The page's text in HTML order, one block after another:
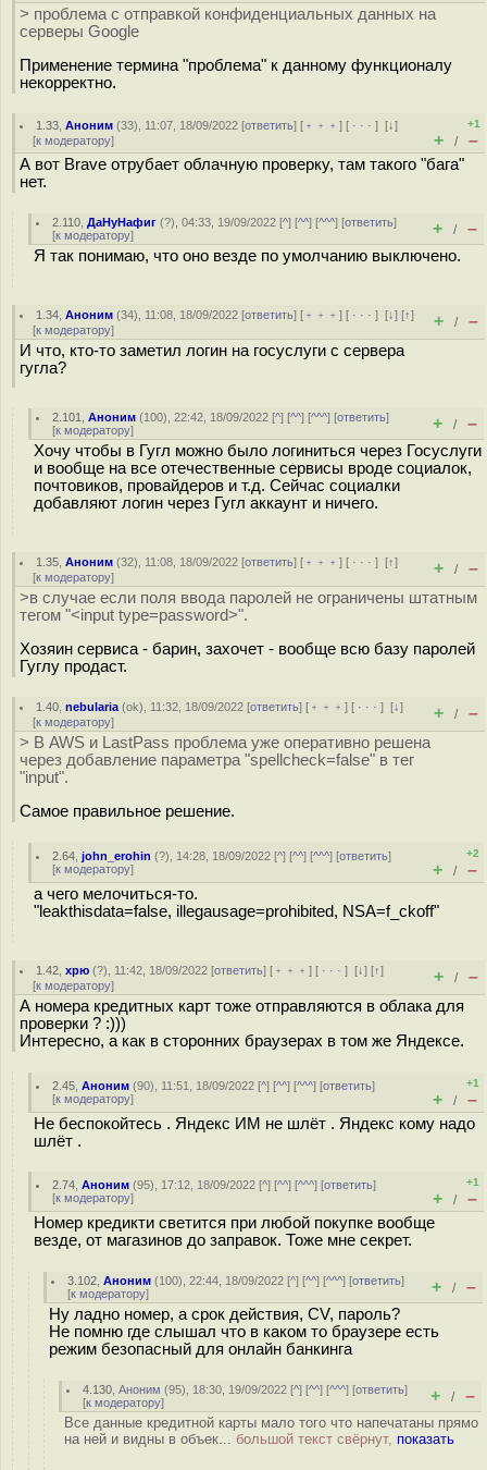
> проблема с отправкой конфиденциальных данных на
серверы Google
Применение термина "проблема" к данному функционалу
некорректно.
1.33 ,Аноним (33), 11:07, 18/09/2022 [ответить] [ ﹢﹢﹢] [ · · ·][↓]
[к модератору]
+1
+ / –
А вот Brave отрубает облачную проверку, там такого "бага"
нет.
2.110 ,ДаНуНафиг (?), 04:33, 19/09/2022 [^] [^^] [^^^] [ответить]
[к модератору] + / –
Я так понимаю, что оно везде по умолчанию выключено.
1.34 ,Аноним (34), 11:08, 18/09/2022 [ответить] [ ﹢﹢﹢] [ · · ·][↓] [↑]
[к модератору] + / –
И что, кто-то заметил логин на госуслуги с сервера
гугла?
2.101 ,Аноним (100), 22:42, 18/09/2022 [^] [^^] [^^^] [ответить]
[к модератору] + / –
Хочу чтобы в Гугл можно было логиниться через Госуслуги
и вообще на все отечественные сервисы вроде социалок,
почтовиков, провайдеров и т.д. Сейчас социалки
добавляют логин через Гугл аккаунт и ничего.
1.35 ,Аноним (32), 11:08, 18/09/2022 [ответить] [ ﹢﹢﹢] [ · · ·][↑]
[к модератору] + / –
>в случае если поля ввода паролей не ограничены штатным
тегом "<input type=password>".
Хозяин сервиса - барин, захочет - вообще всю базу паролей
Гуглу продаст.
1.40 ,nebularia (ok), 11:32, 18/09/2022 [ответить] [ ﹢﹢﹢] [ · · ·][↓]
[к модератору] + / –
> В AWS и LastPass проблема уже оперативно решена
через добавление параметра "spellcheck=false" в тег
"input".
Самое правильное решение.
2.64 ,john_erohin (?), 14:28, 18/09/2022 [^] [^^] [^^^] [ответить]
[к модератору]
+2
+ / –
а чего мелочиться-то.
"leakthisdata=false, illegausage=prohibited, NSA=f_ckoff"
1.42 ,хрю (?), 11:42, 18/09/2022 [ответить] [ ﹢﹢﹢] [ · · ·][↓] [↑]
[к модератору] + / –
А номера кредитных карт тоже отправляются в облака для
проверки ? :)))
Интересно, а как в сторонних браузерах в том же Яндексе.
2.45 ,Аноним (90), 11:51, 18/09/2022 [^] [^^] [^^^] [ответить]
[к модератору]
+1
+ / –
Не беспокойтесь . Яндекс ИМ не шлёт . Яндекс кому надо
шлёт .
2.74 ,Аноним (95), 17:12, 18/09/2022 [^] [^^] [^^^] [ответить]
[к модератору]
+1
+ / –
Номер кредикти светится при любой покупке вообще
везде, от магазинов до заправок. Тоже мне секрет.
3.102 ,Аноним (100), 22:44, 18/09/2022 [^] [^^] [^^^] [ответить]
[к модератору] + / –
Ну ладно номер, а срок действия, CV, пароль?
Не помню где слышал что в каком то браузере есть
режим безопасный для онлайн банкинга
4.130 ,Аноним (95), 18:30, 19/09/2022 [^] [^^] [^^^] [ответить]
[к модератору] + / –
Все данные кредитной карты мало того что напечатаны прямо
на ней и видны в объек... большой текст свёрнут, показать